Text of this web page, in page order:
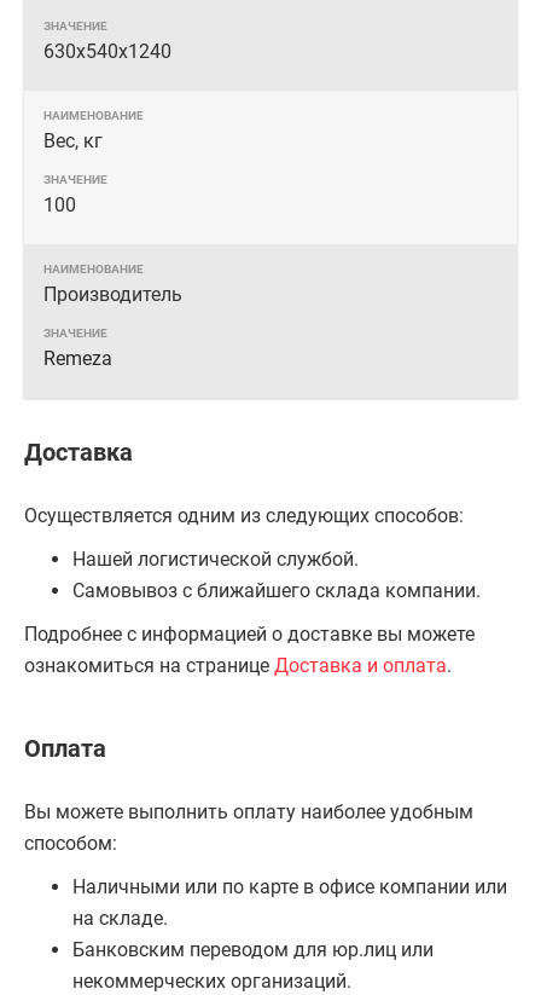
630x540x1240
Вес, кг
100
Производитель
Remeza
Доставка
Осуществляется одним из следующих способов:
Нашей логистической службой.
Самовывоз с ближайшего склада компании.
Подробнее с информацией о доставке вы можете
ознакомиться на странице Доставка и оплата.
Оплата
Вы можете выполнить оплату наиболее удобным
способом:
Наличными или по карте в офисе компании или
на складе.
Банковским переводом для юр.лиц или
некоммерческих организаций.